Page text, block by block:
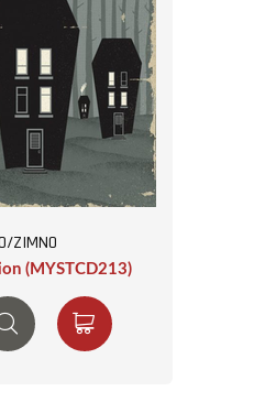
ZIMNO
(MYSTCD213)